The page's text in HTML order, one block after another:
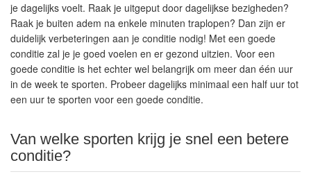
je dagelijks voelt. Raak je uitgeput door dagelijkse bezigheden?
Raak je buiten adem na enkele minuten traplopen? Dan zijn er
duidelijk verbeteringen aan je conditie nodig! Met een goede
conditie zal je je goed voelen en er gezond uitzien. Voor een
goede conditie is het echter wel belangrijk om meer dan één uur
in de week te sporten. Probeer dagelijks minimaal een half uur tot
een uur te sporten voor een goede conditie.
Van welke sporten krijg je snel een betere
conditie?